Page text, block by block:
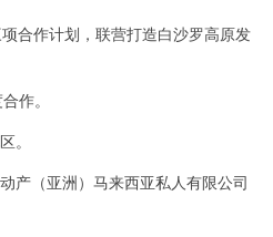
合作计划，联营打造白沙罗高原发
作。
。
产（亚洲）马来西亚私人有限公司